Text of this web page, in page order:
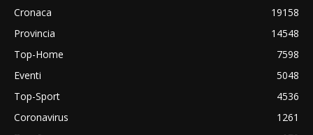
Cronaca
19158
Provincia
14548
Top-Home
7598
Eventi
5048
Top-Sport
4536
Coronavirus
1261